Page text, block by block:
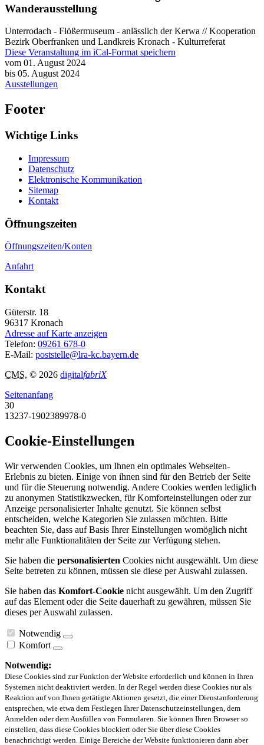
Wanderausstellung
Unterrodach - Flößermuseum - anlässlich der Kerwa // Kooperation
Bezirk Oberfranken und Landkreis Kronach - Kulturreferat
Diese Veranstaltung im iCal-Format speichern
vom 01. August 2024
bis 05. August 2024
Ausstellungen
Footer
Wichtige Links
Impressum
Datenschutz
Elektronische Kommunikation
Sitemap
Kontakt
Öffnungszeiten
Öffnungszeiten/Konten
Anfahrt
Kontakt
Güterstr. 18
96317 Kronach
Adresse auf Karte anzeigen
Telefon: 09261 678-0
E-Mail: poststelle@lra-kc.bayern.de
CMS, © 2026 digitalfabriX
Seitenanfang
30
13237-1902389978-0
Cookie-Einstellungen
Wir verwenden Cookies, um Ihnen ein optimales Webseiten-
Erlebnis zu bieten. Einige von ihnen sind für den Betrieb der Seite
und für die Steuerung notwendig. Andere Cookies werden lediglich
zu anonymen Statistikzwecken, für Komforteinstellungen oder zur
Anzeige personalisierter Inhalte genutzt. Sie können selbst
entscheiden, welche Kategorien Sie zulassen möchten. Bitte
beachten Sie, dass auf Basis Ihrer Einstellungen womöglich nicht
mehr alle Funktionalitäten der Seite zur Verfügung stehen.
Sie haben die personalisierten Cookies nicht ausgewählt. Um diese
Seite betreten zu können, müssen sie diese per Auswahl zulassen.
Sie haben das Komfort-Cookie nicht ausgewählt. Um den Zugriff
auf das Element oder die Seite dauerhaft zu gewähren, müssen Sie
dieses per Auswahl zulassen.
Notwendig
Komfort
Notwendig:
Diese Cookies sind zur Funktion der Website erforderlich und können in Ihren
Systemen nicht deaktiviert werden. In der Regel werden diese Cookies nur als
Reaktion auf von Ihnen getätigte Aktionen gesetzt, die einer Dienstanforderung
entsprechen, wie etwa dem Festlegen Ihrer Datenschutzeinstellungen, dem
Anmelden oder dem Ausfüllen von Formularen. Sie können Ihren Browser so
einstellen, dass diese Cookies blockiert oder Sie über diese Cookies
benachrichtigt werden. Einige Bereiche der Website funktionieren dann aber